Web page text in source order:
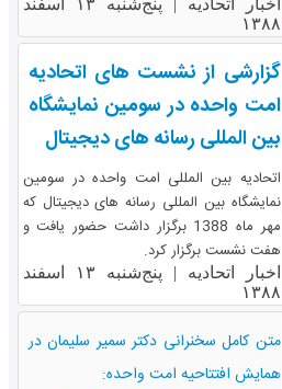
اخبار اتحادیه |
پنج‌شنبه ۱۳ اسفند
۱۳۸۸
گزارشی از نشست های اتحادیه
امت واحده در سومین نمایشگاه
بین المللی ‏رسانه های دیجیتال
اتحادیه بین المللی امت واحده در سومین
نمایشگاه بین المللی ‏رسانه های دیجیتال که
مهر ماه 1388 برگزار داشت حضور یافت و
هفت نشست برگزار کرد.
اخبار اتحادیه |
پنج‌شنبه ۱۳ اسفند
۱۳۸۸
متن کامل سخنرانی دکتر سمیر سلیمان در
همایش افتتاحیه امت واحده: